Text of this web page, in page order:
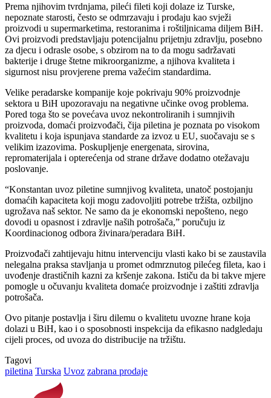
Prema njihovim tvrdnjama, pileći fileti koji dolaze iz Turske,
nepoznate starosti, često se odmrzavaju i prodaju kao svježi
proizvodi u supermarketima, restoranima i roštiljnicama diljem BiH.
Ovi proizvodi predstavljaju potencijalnu prijetnju zdravlju, posebno
za djecu i odrasle osobe, s obzirom na to da mogu sadržavati
bakterije i druge štetne mikroorganizme, a njihova kvaliteta i
sigurnost nisu provjerene prema važećim standardima.
Velike peradarske kompanije koje pokrivaju 90% proizvodnje
sektora u BiH upozoravaju na negativne učinke ovog problema.
Pored toga što se povećava uvoz nekontroliranih i sumnjivih
proizvoda, domaći proizvođači, čija piletina je poznata po visokom
kvalitetu i koja ispunjava standarde za izvoz u EU, suočavaju se s
velikim izazovima. Poskupljenje energenata, sirovina,
repromaterijala i opterećenja od strane države dodatno otežavaju
poslovanje.
“Konstantan uvoz piletine sumnjivog kvaliteta, unatoč postojanju
domaćih kapaciteta koji mogu zadovoljiti potrebe tržišta, ozbiljno
ugrožava naš sektor. Ne samo da je ekonomski nepošteno, nego
dovodi u opasnost i zdravlje naših potrošača,” poručuju iz
Koordinacionog odbora živinara/peradara BiH.
Proizvođači zahtijevaju hitnu intervenciju vlasti kako bi se zaustavila
nelegalna praksa stavljanja u promet odmrznutog pilećeg fileta, kao i
uvođenje drastičnih kazni za kršenje zakona. Ističu da bi takve mjere
pomogle u očuvanju kvaliteta domaće proizvodnje i zaštiti zdravlja
potrošača.
Ovo pitanje postavlja i širu dilemu o kvalitetu uvozne hrane koja
dolazi u BiH, kao i o sposobnosti inspekcija da efikasno nadgledaju
cijeli proces, od uvoza do distribucije na tržištu.
Tagovi
piletina Turska Uvoz zabrana prodaje